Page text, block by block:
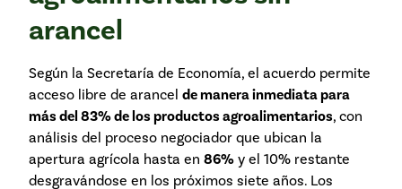
arancel
Según la Secretaría de Economía, el acuerdo permite
acceso libre de arancel de manera inmediata para
más del 83% de los productos agroalimentarios, con
análisis del proceso negociador que ubican la
apertura agrícola hasta en 86% y el 10% restante
desgravándose en los próximos siete años. Los